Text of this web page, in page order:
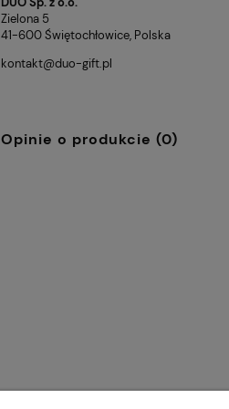
Zielona 5
41-600 Świętochłowice, Polska
kontakt@duo-gift.pl
Opinie o produkcie (0)